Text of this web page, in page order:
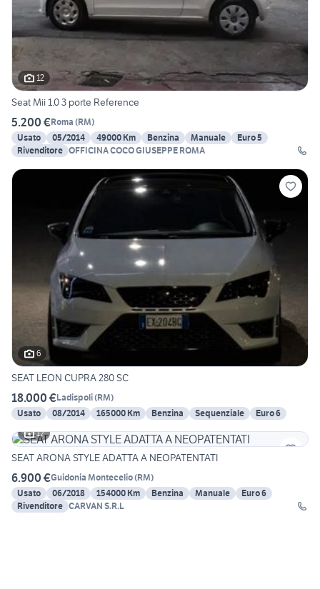
12
Seat Mii 1.0 3 porte Reference
5.200 €Roma (RM)
Usato
05/2014 49000 Km Benzina Manuale
Euro 5
Rivenditore OFFICINA COCO GIUSEPPE ROMA
6
SEAT LEON CUPRA 280 SC
18.000 €Ladispoli(RM)
Usato
08/2014 165000 Km Benzina Sequenziale
Euro 6
12
SEAT ARONA STYLE ADATTA A NEOPATENTATI
6.900 €Guidonia Montecelio(RM)
Usato
06/2018 154000 Km Benzina Manuale
Euro 6
Rivenditore CARVAN S.R.L